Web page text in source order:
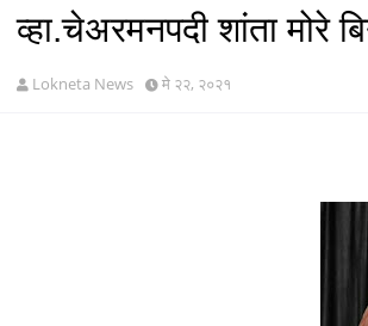
व्हा.चेअरमनपदी शांता मोरे
Lokneta News मे २२, २०२१